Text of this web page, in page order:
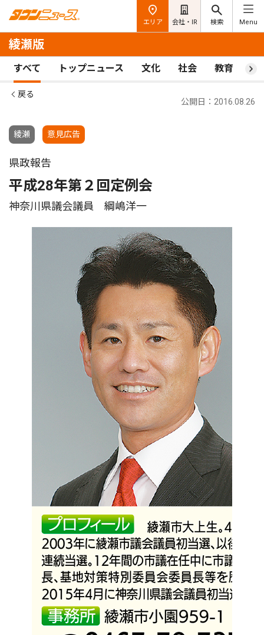
エリア 会社・IR 検索 Menu
綾瀬版
すべて トップニュース 文化 社会 教育 ス
戻る
綾瀬 意見広告
公開日：2016.08.26
県政報告
平成28年第２回定例会
神奈川県議会議員 綱嶋洋一